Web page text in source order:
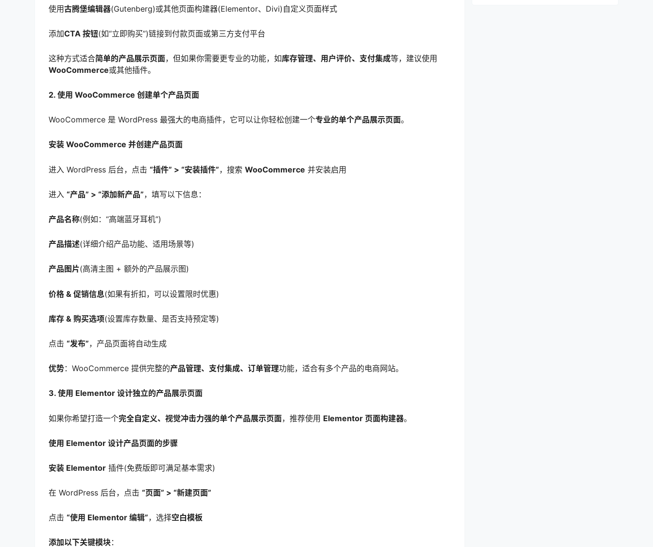
使用古腾堡编辑器(Gutenberg)或其他页面构建器(Elementor、Divi)自定义页面样式
添加CTA 按钮(如“立即购买”)链接到付款页面或第三方支付平台
这种方式适合简单的产品展示页面，但如果你需要更专业的功能，如库存管理、用户评价、支付集成等，建议使用
WooCommerce或其他插件。
2. 使用 WooCommerce 创建单个产品页面
WooCommerce 是 WordPress 最强大的电商插件，它可以让你轻松创建一个专业的单个产品展示页面。
安装 WooCommerce 并创建产品页面
进入 WordPress 后台，点击 “插件” > “安装插件”，搜索 WooCommerce 并安装启用
进入 “产品” > “添加新产品”，填写以下信息：
产品名称(例如：“高端蓝牙耳机”)
产品描述(详细介绍产品功能、适用场景等)
产品图片(高清主图 + 额外的产品展示图)
价格 & 促销信息(如果有折扣，可以设置限时优惠)
库存 & 购买选项(设置库存数量、是否支持预定等)
点击 “发布”，产品页面将自动生成
优势：WooCommerce 提供完整的产品管理、支付集成、订单管理功能，适合有多个产品的电商网站。
3. 使用 Elementor 设计独立的产品展示页面
如果你希望打造一个完全自定义、视觉冲击力强的单个产品展示页面，推荐使用 Elementor 页面构建器。
使用 Elementor 设计产品页面的步骤
安装 Elementor 插件(免费版即可满足基本需求)
在 WordPress 后台，点击 “页面” > “新建页面”
点击 “使用 Elementor 编辑”，选择空白模板
添加以下关键模块：